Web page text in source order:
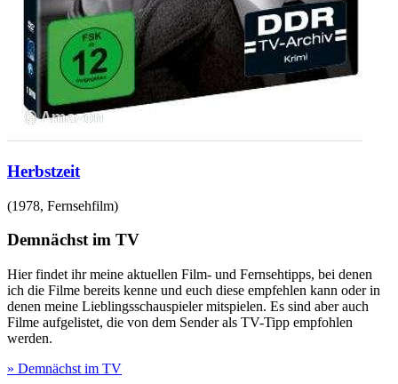
Herbstzeit
(1978, Fernsehfilm)
Demnächst im TV
Hier findet ihr meine aktuellen Film- und Fernsehtipps, bei denen
ich die Filme bereits kenne und euch diese empfehlen kann oder in
denen meine Lieblingsschauspieler mitspielen. Es sind aber auch
Filme aufgelistet, die von dem Sender als TV-Tipp empfohlen
werden.
» Demnächst im TV